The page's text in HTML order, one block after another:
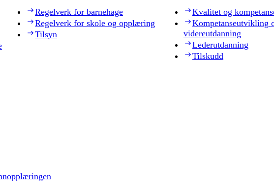
Regelverk for barnehage
Regelverk for skole og opplæring
Tilsyn
Kvalitet og
Kompetanseutvikling
videreutdanning
Lederutdanning
Tilskudd